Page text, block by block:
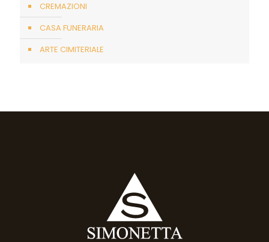
CREMAZIONI
CASA FUNERARIA
ARTE CIMITERIALE